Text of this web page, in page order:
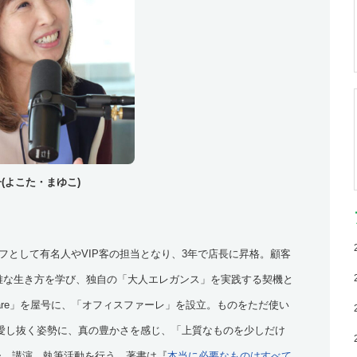
よこた・まゆこ)
として有名人やVIP客の担当となり、3年で店長に昇格。顧客
生き方を学び、独自の「大人エレガンス」を実践する契機と
」を屋号に、「オフィスファーレ」を設立。ものをただ使い
抜く姿勢に、真の豊かさを感じ、「上質なものを少しだけ